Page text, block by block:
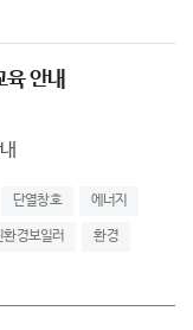
안내
단열창호 에너지
환경보일러 환경